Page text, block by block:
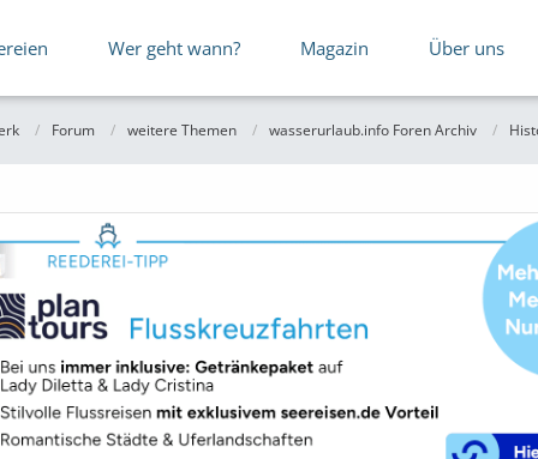
Wer geht wann? Magazin Über uns
Forum weitere Themen wasserurlaub.info Foren Archiv